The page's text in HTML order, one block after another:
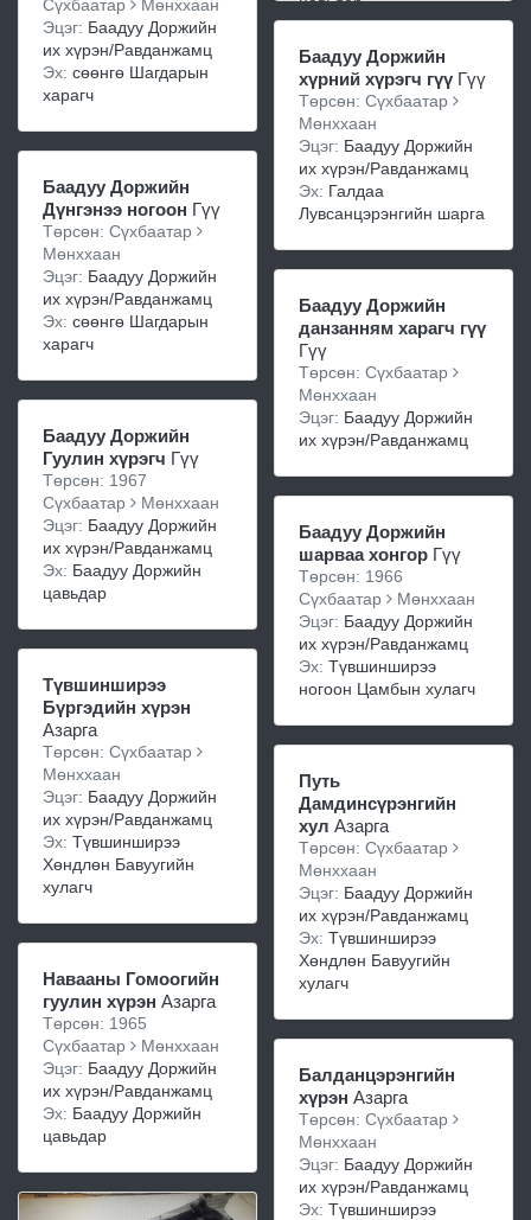
Сүхбаатар
Мөнххаан
Эцэг: Баадуу Доржийн
их хүрэн/Равданжамц
Эх: сөөнгө Шагдарын
харагч
Баадуу Доржийн
Дүнгэнээ ногоон Гүү
Төрсөн: Сүхбаатар
Мөнххаан
Эцэг: Баадуу Доржийн
их хүрэн/Равданжамц
Эх: сөөнгө Шагдарын
харагч
Баадуу Доржийн
Гуулин хүрэгч Гүү
Төрсөн: 1967
Сүхбаатар
Мөнххаан
Эцэг: Баадуу Доржийн
их хүрэн/Равданжамц
Эх: Баадуу Доржийн
цавьдар
Түвшинширээ
Бүргэдийн хүрэн
Азарга
Төрсөн: Сүхбаатар
Мөнххаан
Эцэг: Баадуу Доржийн
их хүрэн/Равданжамц
Эх: Түвшинширээ
Хөндлөн Бавуугийн
хулагч
Навааны Гомоогийн
гуулин хүрэн Азарга
Төрсөн: 1965
Сүхбаатар
Мөнххаан
Эцэг: Баадуу Доржийн
их хүрэн/Равданжамц
Эх: Баадуу Доржийн
цавьдар
Баадуу Доржийн
хүрний хүрэгч гүү Гүү
Төрсөн: Сүхбаатар
Мөнххаан
Эцэг: Баадуу Доржийн
их хүрэн/Равданжамц
Эх: Галдаа
Лувсанцэрэнгийн шарга
Баадуу Доржийн
данзанням харагч гүү
Гүү
Төрсөн: Сүхбаатар
Мөнххаан
Эцэг: Баадуу Доржийн
их хүрэн/Равданжамц
Баадуу Доржийн
шарваа хонгор Гүү
Төрсөн: 1966
Сүхбаатар
Мөнххаан
Эцэг: Баадуу Доржийн
их хүрэн/Равданжамц
Эх: Түвшинширээ
ногоон Цамбын хулагч
Путь
Дамдинсүрэнгийн
хул Азарга
Төрсөн: Сүхбаатар
Мөнххаан
Эцэг: Баадуу Доржийн
их хүрэн/Равданжамц
Эх: Түвшинширээ
Хөндлөн Бавуугийн
хулагч
Балданцэрэнгийн
хүрэн Азарга
Төрсөн: Сүхбаатар
Мөнххаан
Эцэг: Баадуу Доржийн
их хүрэн/Равданжамц
Эх: Түвшинширээ